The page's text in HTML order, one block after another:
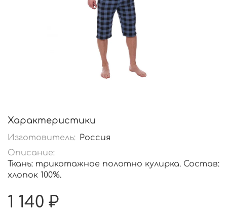
Характеристики
Изготовитель: Россия
Описание:
Ткань: трикотажное полотно кулирка. Состав:
хлопок 100%.
1 140 ₽